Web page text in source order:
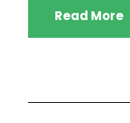
Read More